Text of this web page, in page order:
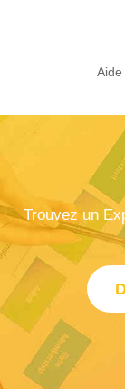
Trouvez un